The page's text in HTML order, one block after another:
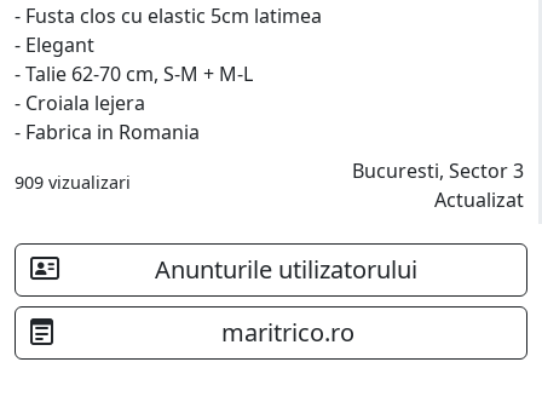
- Fusta clos cu elastic 5cm latimea
- Elegant
- Talie 62-70 cm, S-M + M-L
- Croiala lejera
- Fabrica in Romania
909 vizualizari
Bucuresti, Sector 3
Actualizat
Anunturile utilizatorului
maritrico.ro